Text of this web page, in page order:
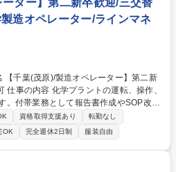
化学物質規制対応)】手当充実/フレック
ーター】第二新卒歓迎/三交替
造オペレーター/ラインマネ
、
。付帯業務として報告書作成やSOP改善
もありますが、わからないことがあれば
境】操作室(DCS等
いており、反応設備は屋外ですが、屋
たらない環境です。また当社他工場と比
、釣り大会やBBQというイベントだけで
資格取得支援あり
転勤なし
OK 完全週休2日制 服装自由